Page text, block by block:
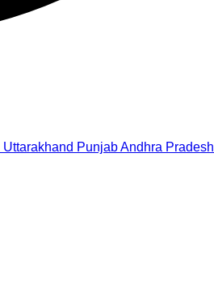
Uttarakhand PunjabAndhra Pradesh